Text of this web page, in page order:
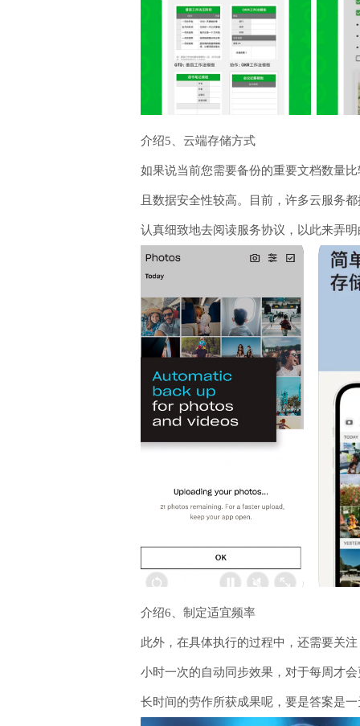
介绍5、云端存储方式
如果说当前您需要备份的重要文档数量
且数据安全性较高。目前，许多云服务
认真细致地去阅读服务协议，以此来弄
介绍6、制定适宜频率
此外，在具体执行的过程中，还需要关
小时一次的自动同步效果，对于每周才
长时间的劳作所获成果呢，要是答案是